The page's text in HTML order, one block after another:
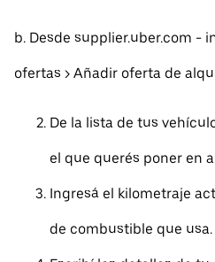
b. Desde supplier.uber.com -
ofertas > Añadir oferta de
De la lista de tus
el que querés poner en
Ingresá el kilometraje
de combustible que usa.